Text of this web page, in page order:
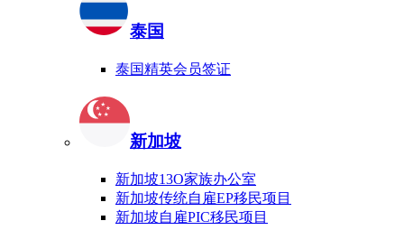
泰国
泰国精英会员签证
新加坡
新加坡13O家族办公室
新加坡传统自雇EP移民项目
新加坡自雇PIC移民项目